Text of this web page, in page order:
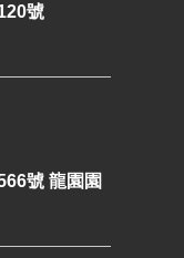
號
號 龍園園